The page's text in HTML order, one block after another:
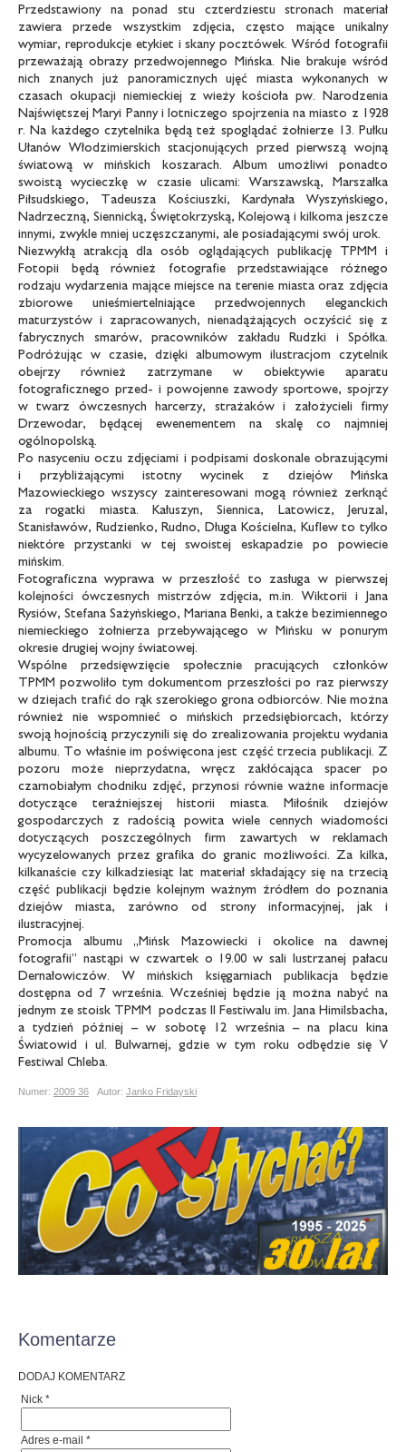
Przedstawiony na ponad stu czterdziestu stronach materiał
zawiera przede wszystkim zdjęcia, często mające unikalny
wymiar, reprodukcje etykiet i skany pocztówek. Wśród fotografii
przeważają obrazy przedwojennego Mińska. Nie brakuje wśród
nich znanych już panoramicznych ujęć miasta wykonanych w
czasach okupacji niemieckiej z wieży kościoła pw. Narodzenia
Najświętszej Maryi Panny i lotniczego spojrzenia na miasto z 1928
r. Na każdego czytelnika będą też spoglądać żołnierze 13. Pułku
Ułanów Włodzimierskich stacjonujących przed pierwszą wojną
światową w mińskich koszarach. Album umożliwi ponadto
swoistą wycieczkę w czasie ulicami: Warszawską, Marszałka
Piłsudskiego, Tadeusza Kościuszki, Kardynała Wyszyńskiego,
Nadrzeczną, Siennicką, Świętokrzyską, Kolejową i kilkoma jeszcze
innymi, zwykle mniej uczęszczanymi, ale posiadającymi swój urok.
Niezwykłą atrakcją dla osób oglądających publikację TPMM i
Fotopii będą również fotografie przedstawiające różnego
rodzaju wydarzenia mające miejsce na terenie miasta oraz zdjęcia
zbiorowe unieśmiertelniające przedwojennych eleganckich
maturzystów i zapracowanych, nienadążających oczyścić się z
fabrycznych smarów, pracowników zakładu Rudzki i Spółka.
Podróżując w czasie, dzięki albumowym ilustracjom czytelnik
obejrzy również zatrzymane w obiektywie aparatu
fotograficznego przed- i powojenne zawody sportowe, spojrzy
w twarz ówczesnych harcerzy, strażaków i założycieli firmy
Drzewodar, będącej ewenementem na skalę co najmniej
ogólnopolską.
Po nasyceniu oczu zdjęciami i podpisami doskonale obrazującymi
i przybliżającymi istotny wycinek z dziejów Mińska
Mazowieckiego wszyscy zainteresowani mogą również zerknąć
za rogatki miasta. Kałuszyn, Siennica, Latowicz, Jeruzal,
Stanisławów, Rudzienko, Rudno, Długa Kościelna, Kuflew to tylko
niektóre przystanki w tej swoistej eskapadzie po powiecie
mińskim.
Fotograficzna wyprawa w przeszłość to zasługa w pierwszej
kolejności ówczesnych mistrzów zdjęcia, m.in. Wiktorii i Jana
Rysiów, Stefana Sażyńskiego, Mariana Benki, a także bezimiennego
niemieckiego żołnierza przebywającego w Mińsku w ponurym
okresie drugiej wojny światowej.
Wspólne przedsięwzięcie społecznie pracujących członków
TPMM pozwoliło tym dokumentom przeszłości po raz pierwszy
w dziejach trafić do rąk szerokiego grona odbiorców. Nie można
również nie wspomnieć o mińskich przedsiębiorcach, którzy
swoją hojnością przyczynili się do zrealizowania projektu wydania
albumu. To właśnie im poświęcona jest część trzecia publikacji. Z
pozoru może nieprzydatna, wręcz zakłócająca spacer po
czarnobiałym chodniku zdjęć, przynosi równie ważne informacje
dotyczące teraźniejszej historii miasta. Miłośnik dziejów
gospodarczych z radością powita wiele cennych wiadomości
dotyczących poszczególnych firm zawartych w reklamach
wycyzelowanych przez grafika do granic możliwości. Za kilka,
kilkanaście czy kilkadziesiąt lat materiał składający się na trzecią
część publikacji będzie kolejnym ważnym źródłem do poznania
dziejów miasta, zarówno od strony informacyjnej, jak i
ilustracyjnej.
Promocja albumu „Mińsk Mazowiecki i okolice na dawnej
fotografii” nastąpi w czwartek o 19.00 w sali lustrzanej pałacu
Dernałowiczów. W mińskich księgarniach publikacja będzie
dostępna od 7 września. Wcześniej będzie ją można nabyć na
jednym ze stoisk TPMM podczas II Festiwalu im. Jana Himilsbacha,
a tydzień później – w sobotę 12 września – na placu kina
Światowid i ul. Bulwarnej, gdzie w tym roku odbędzie się V
Festiwal Chleba.
Numer: 2009 36 Autor: Janko Fridayski
Komentarze
DODAJ KOMENTARZ
Nick *
Adres e-mail *